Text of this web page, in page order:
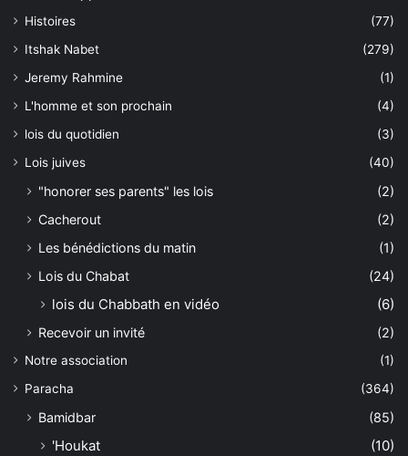
Histoires
(77)
Itshak Nabet
(279)
Jeremy Rahmine
(1)
L'homme et son prochain
(4)
lois du quotidien
(3)
Lois juives
(40)
"honorer ses parents" les lois
(2)
Cacherout
(2)
Les bénédictions du matin
(1)
Lois du Chabat
(24)
lois du Chabbath en vidéo (6)
Recevoir un invité (2)
Notre association
(1)
Paracha
(364)
Bamidbar (85)
'Houkat
(10)